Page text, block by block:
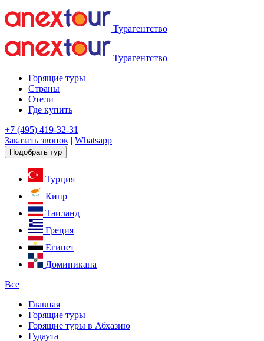
Турагентство
Турагентство
Горящие туры
Страны
Отели
Где купить
+7 (495) 419-32-31
Заказать звонок | Whatsapp
Подобрать тур
Турция
Кипр
Таиланд
Греция
Египет
Доминикана
Все
Главная
Горящие туры
Горящие туры в Абхазию
Гудаута